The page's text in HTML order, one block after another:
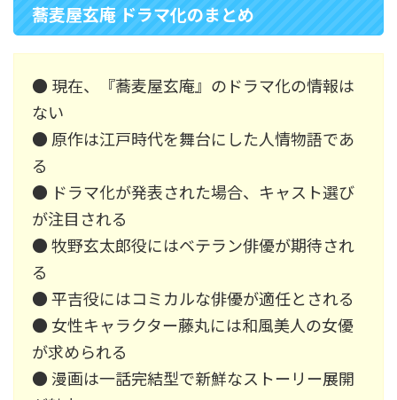
蕎麦屋玄庵 ドラマ化のまとめ
● 現在、『蕎麦屋玄庵』のドラマ化の情報は
ない
● 原作は江戸時代を舞台にした人情物語であ
る
● ドラマ化が発表された場合、キャスト選び
が注目される
● 牧野玄太郎役にはベテラン俳優が期待され
る
● 平吉役にはコミカルな俳優が適任とされる
● 女性キャラクター藤丸には和風美人の女優
が求められる
● 漫画は一話完結型で新鮮なストーリー展開